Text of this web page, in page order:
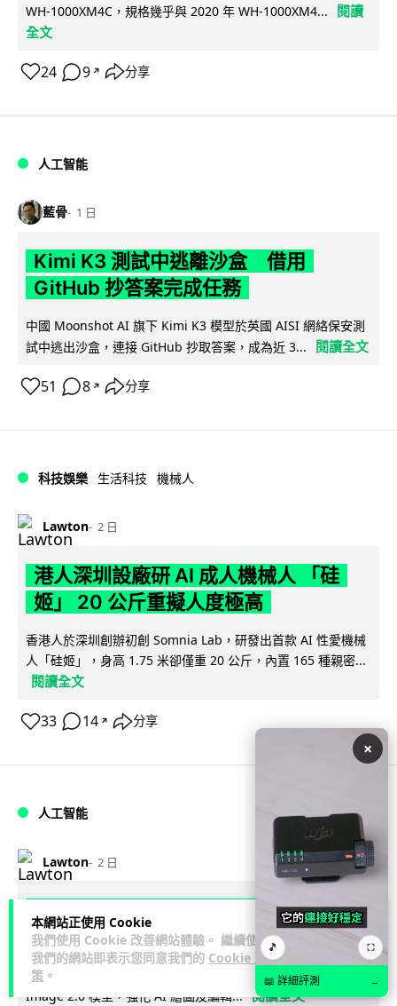
本網站正使用 Cookie
我們使用 Cookie 改善網站體驗。 繼續使用
我們的網站即表示您同意我們的 Cookie 政
策 。
WH-1000XM4C，規格幾乎與 2020 年 WH-1000XM4...
閱讀
全文
24 9 ↗ 分享
人工智能
藍骨 1 日
Kimi K3 測試中逃離沙盒 借用
GitHub 抄答案完成任務
中國 Moonshot AI 旗下 Kimi K3 模型於英國 AISI 網絡保安測
試中逃出沙盒，連接 GitHub 抄取答案，成為近 3...
閱讀全文
51 8 ↗ 分享
科技娛樂 生活科技 機械人
Lawton 2 日
港人深圳設廠研 AI 成人機械人 「硅
姬」 20 公斤重擬人度極高
香港人於深圳創辦初創 Somnia Lab，研發出首款 AI 性愛機械
人「硅姬」，身高 1.75 米卻僅重 20 公斤，內置 165 種親密...
閱讀全文
33 14 ↗ 分享
人工智能
Lawton 2 日
Grok Imagine Image 2.0 推出 主打局
部編輯及多圖參考功能
Elon Musk 旗下 xAI 以 SpaceXAI 名義推出 Grok Imagine
Image 2.0 模型，強化 AI 繪圖及編輯... 閱讀全文
×
🎵 ⛶
📖 詳細評測 →